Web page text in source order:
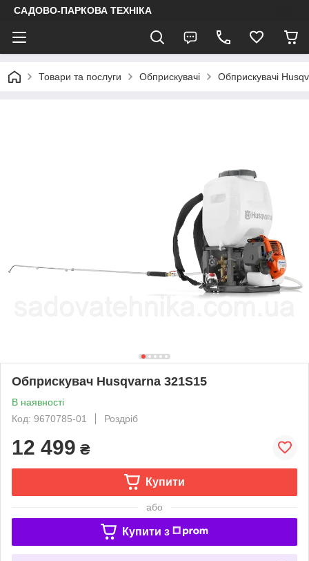
САДОВО-ПАРКОВА ТЕХНІКА
Товари та послуги Обприскувачі Обприскувачі
Обприскувач Husqvarna 321S15
В наявності
Код: 9670785-01
Роздріб
12 499 ₴
Купити
або
Купити з